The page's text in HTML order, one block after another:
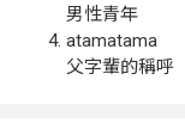
男性青年
atamatama
父字輩的稱呼